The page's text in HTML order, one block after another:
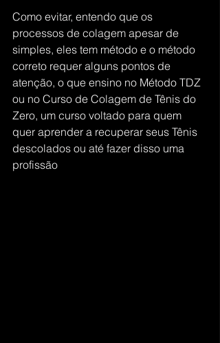
Como evitar, entendo que os
processos de colagem apesar de
simples, eles tem método e o método
correto requer alguns pontos de
atenção, o que ensino no Método TDZ
ou no Curso de Colagem de Tênis do
Zero, um curso voltado para quem
quer aprender a recuperar seus Tênis
descolados ou até fazer disso uma
profissão